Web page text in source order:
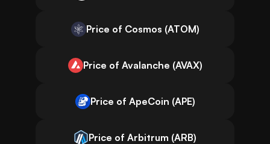
Price of Cosmos (ATOM)
Price of Avalanche (AVAX)
Price of ApeCoin (APE)
Price of Arbitrum (ARB)